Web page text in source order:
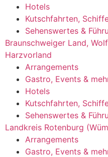
Hotels
Kutschfahrten,
Sehenswertes &
Braunschweiger Land,
Harzvorland
Arrangements
Gastro, Events &
Hotels
Kutschfahrten,
Sehenswertes &
Landkreis Rotenburg
Arrangements
Gastro, Events &